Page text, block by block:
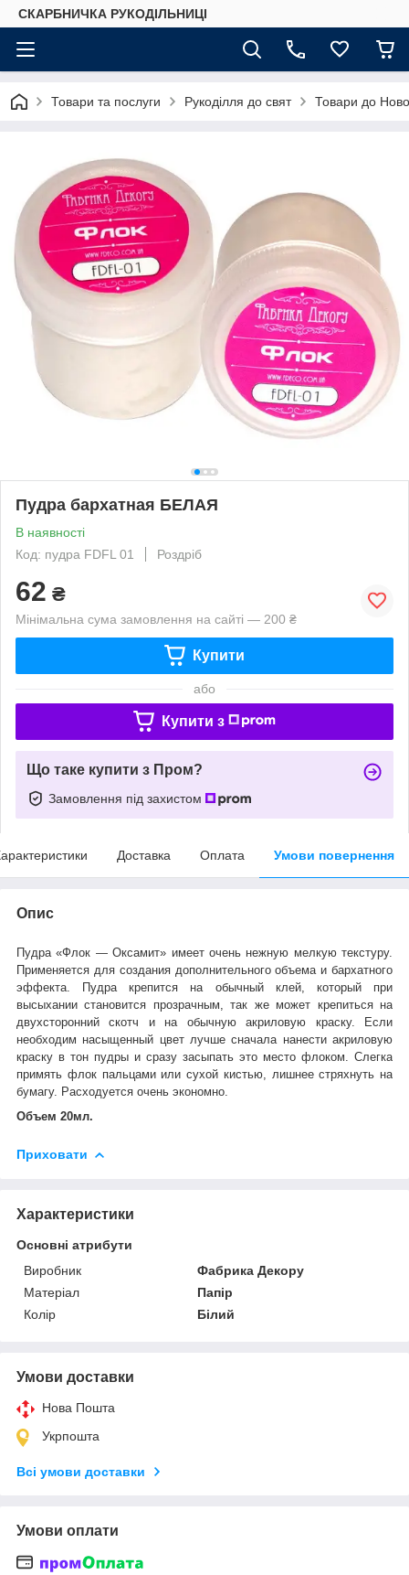
СКАРБНИЧКА РУКОДІЛЬНИЦІ
Товари та послуги Рукоділля до свят Товари до
Пудра бархатная БЕЛАЯ
В наявності
Код: пудра FDFL 01
Роздріб
62 ₴
Мінімальна сума замовлення на сайті — 200 ₴
Купити
або
Купити з
Що таке купити з Пром?
Замовлення під захистом
Доставка Оплата Умови повернення
Опис
Пудра «Флок — Оксамит» имеет очень нежную мелкую текстуру.
Применяется для создания дополнительного объема и бархатного
эффекта. Пудра крепится на обычный клей, который при
высыхании становится прозрачным, так же может крепиться на
двухсторонний скотч и на обычную акриловую краску. Если
необходим насыщенный цвет лучше сначала нанести акриловую
краску в тон пудры и сразу засыпать это место флоком. Слегка
примять флок пальцами или сухой кистью, лишнее стряхнуть на
бумагу. Расходуется очень экономно.
Объем 20мл.
Приховати
Характеристики
Основні атрибути
Виробник
Фабрика Декору
Матеріал
Папір
Колір
Білий
Умови доставки
Нова Пошта
Укрпошта
Всі умови доставки
Умови оплати